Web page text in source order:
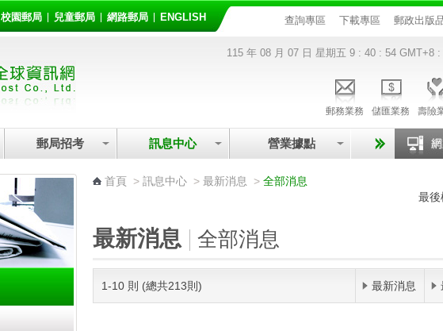
校園郵局 兒童郵局 網路郵局 ENGLISH 查詢專區 下載專區 郵政出版
115 年 08 月 07 日 星期五 9 : 40 : 54 GMT+8 :
郵務業務 儲匯業務 壽險
郵局招考 訊息中心
營業據點
首頁 > 訊息中心 > 最新消息 > 全部消息
最
最新消息 全部消息
1-10 則 (總共213則) 最新消息